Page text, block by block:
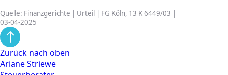
Quelle: Finanzgerichte | Urteil | FG Köln, 13 K 6449/03 |
03-04-2025
Zurück nach oben
Ariane Striewe